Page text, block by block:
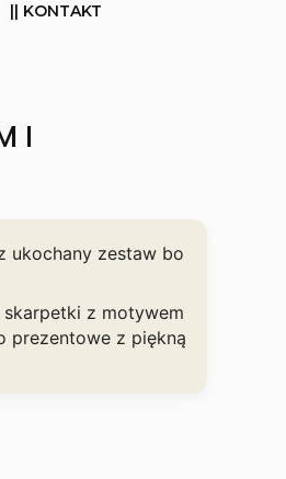
|| KONTAKT
I
ukochany zestaw bo
skarpetki z motywem
prezentowe z piękną